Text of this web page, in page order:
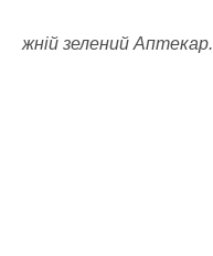
жній зелений Аптекар.